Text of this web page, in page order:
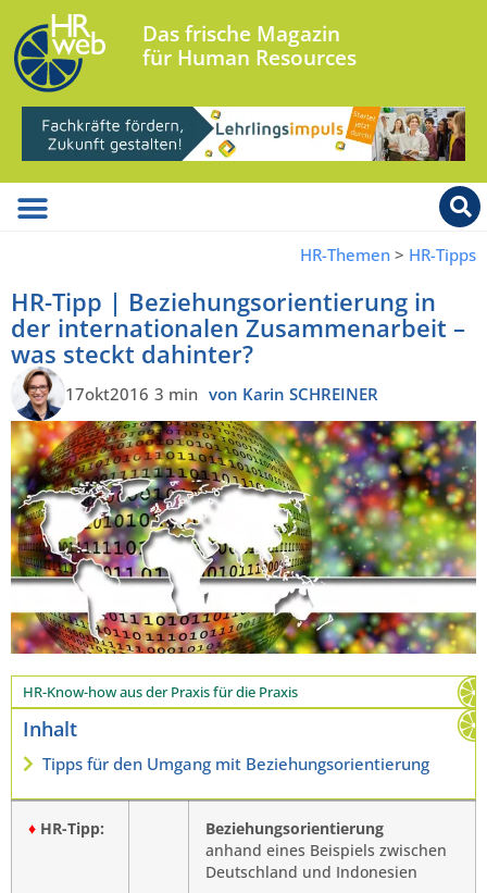
Das frische Magazin
für Human Resources
HR-Themen > HR-Tipps
HR-Tipp | Beziehungsorientierung in
der internationalen Zusammenarbeit –
was steckt dahinter?
17okt2016 3 min von Karin SCHREINER
HR-Know-how aus der Praxis für die Praxis
Inhalt
Tipps für den Umgang mit Beziehungsorientierung
♦ HR-Tipp:
Beziehungsorientierung
anhand eines Beispiels zwischen
Deutschland und Indonesien